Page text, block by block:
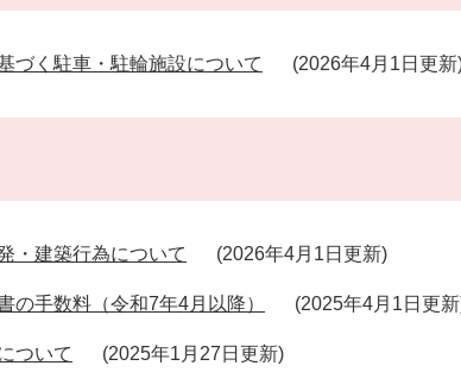
づく駐車・駐輪施設について 2026年4月1日更新
・建築行為について 2026年4月1日更新
の手数料（令和7年4月以降） 2025年4月1日更新
ついて 2025年1月27日更新